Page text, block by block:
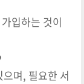
입하는 것이
며, 필요한 서